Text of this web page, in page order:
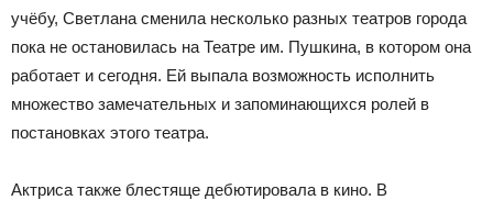
учёбу, Светлана сменила несколько разных театров города
пока не остановилась на Театре им. Пушкина, в котором она
работает и сегодня. Ей выпала возможность исполнить
множество замечательных и запоминающихся ролей в
постановках этого театра.
Актриса также блестяще дебютировала в кино. В